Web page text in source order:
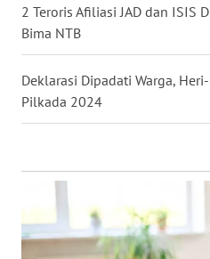
2 Teroris Afiliasi JAD dan ISIS
Bima NTB
Deklarasi Dipadati Warga,
Pilkada 2024
WN
DAIRI
WN
DANAU
NIAS
WN